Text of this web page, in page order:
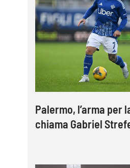
Palermo, l’arma per
chiama Gabriel